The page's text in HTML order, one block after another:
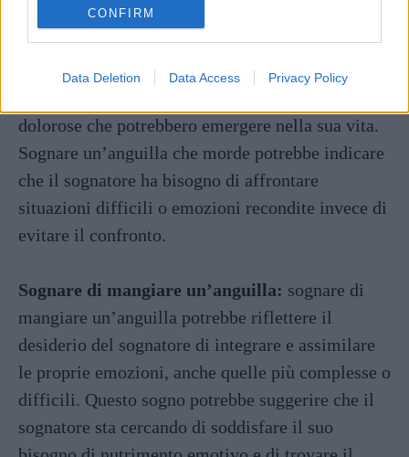
CONFIRM
Data Deletion Data Access Privacy Policy
L’anguilla che morde potrebbe rappresentare il
dolore emotivo derivante da queste relazioni.
Questo sogno potrebbe suggerire che il sognatore
dolorose che potrebbero emergere nella sua vita.
Sognare un’anguilla che morde potrebbe indicare
che il sognatore ha bisogno di affrontare
situazioni difficili o emozioni recondite invece di
evitare il confronto.
Sognare di mangiare un’anguilla: sognare di
mangiare un’anguilla potrebbe riflettere il
desiderio del sognatore di integrare e assimilare
le proprie emozioni, anche quelle più complesse o
difficili. Questo sogno potrebbe suggerire che il
sognatore sta cercando di soddisfare il suo